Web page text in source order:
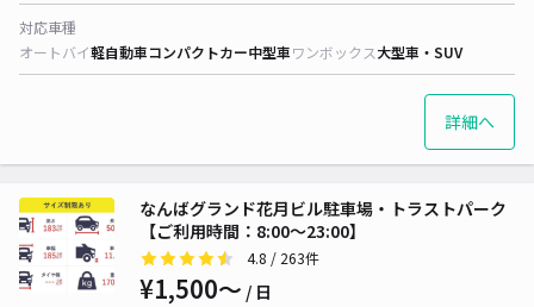
対応車種
オートバイ軽自動車コンパクトカー中型車ワンボックス大型車・SUV
詳細へ
なんばグランド花月ビル駐車場・トラストパーク
【ご利用時間：8:00～23:00】
4.8 / 263件
¥1,500〜 / 日